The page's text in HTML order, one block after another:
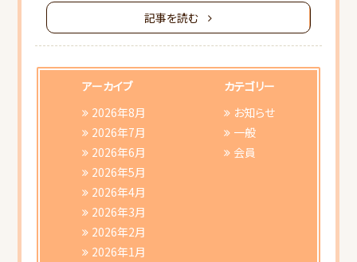
記事を読む
アーカイブ
2026年8月
2026年7月
2026年6月
2026年5月
2026年4月
2026年3月
2026年2月
2026年1月
カテゴリー
お知らせ
一般
会員
HOME
当会について
行事スケジュール
会員向けご案内
研修会ご案内